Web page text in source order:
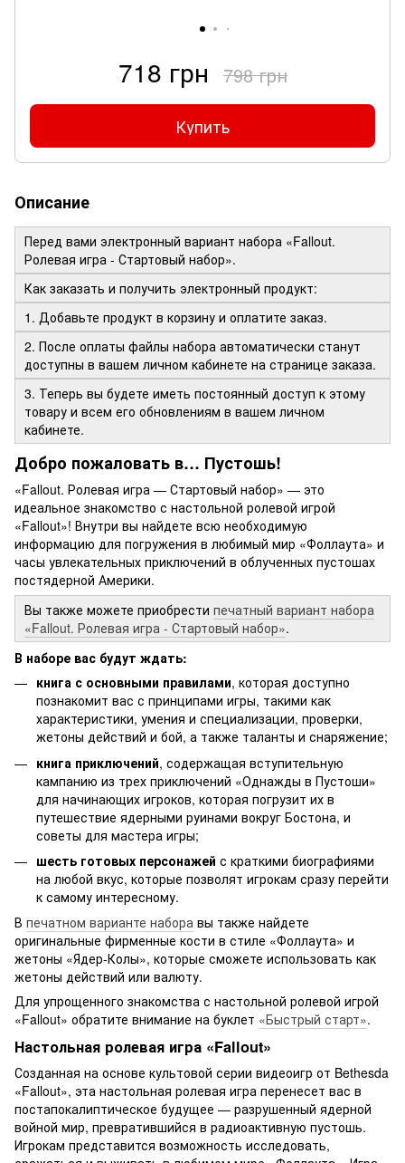
718 грн 798 грн
Купить
Описание
Перед вами электронный вариант набора «Fallout.
Ролевая игра - Стартовый набор».
Как заказать и получить электронный продукт:
1. Добавьте продукт в корзину и оплатите заказ.
2. После оплаты файлы набора автоматически станут
доступны в вашем личном кабинете на странице заказа.
3. Теперь вы будете иметь постоянный доступ к этому
товару и всем его обновлениям в вашем личном
кабинете.
Добро пожаловать в… Пустошь!
«Fallout. Ролевая игра — Стартовый набор» — это
идеальное знакомство с настольной ролевой игрой
«Fallout»! Внутри вы найдете всю необходимую
информацию для погружения в любимый мир «Фоллаута» и
часы увлекательных приключений в облученных пустошах
постядерной Америки.
Вы также можете приобрести печатный вариант набора
«Fallout. Ролевая игра - Стартовый набор».
В наборе вас будут ждать:
книга с основными правилами, которая доступно
познакомит вас с принципами игры, такими как
характеристики, умения и специализации, проверки,
жетоны действий и бой, а также таланты и снаряжение;
книга приключений, содержащая вступительную
кампанию из трех приключений «Однажды в Пустоши»
для начинающих игроков, которая погрузит их в
путешествие ядерными руинами вокруг Бостона, и
советы для мастера игры;
шесть готовых персонажей с краткими биографиями
на любой вкус, которые позволят игрокам сразу перейти
к самому интересному.
В печатном варианте набора вы также найдете
оригинальные фирменные кости в стиле «Фоллаута» и
жетоны «Ядер-Колы», которые сможете использовать как
жетоны действий или валюту.
Для упрощенного знакомства с настольной ролевой игрой
«Fallout» обратите внимание на буклет «Быстрый старт».
Настольная ролевая игра «Fallout»
Созданная на основе культовой серии видеоигр от Bethesda
«Fallout», эта настольная ролевая игра перенесет вас в
постапокалиптическое будущее — разрушенный ядерной
войной мир, превратившийся в радиоактивную пустошь.
Игрокам представится возможность исследовать,